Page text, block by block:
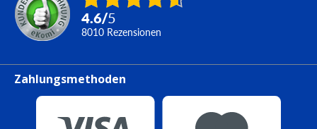
4.6/5
8010 Rezensionen
Zahlungsmethoden